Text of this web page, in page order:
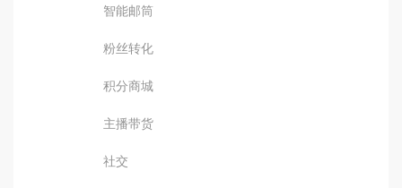
智能邮筒
粉丝转化
积分商城
主播带货
社交